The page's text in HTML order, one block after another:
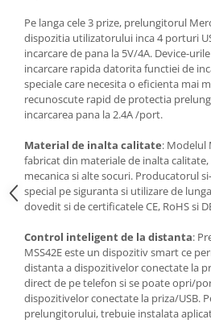
Pe langa cele 3 prize, prelungitorul
dispozitia utilizatorului inca 4 porturi
incarcare de pana la 5V/4A. Device-
incarcare rapida datorita functiei de
speciale care necesita o eficienta mai
recunoscute rapid de protectia
incarcarea pana la 2.4A /port.
Material de inalta calitate: Modelul
fabricat din materiale de inalta
mecanica si alte socuri. Producatorul
special pe siguranta si utilizare de
dovedit si de certificatele CE, RoHS si
Control inteligent de la distanta:
MSS42Eeste un dispozitiv smart ce
distanta a dispozitivelor conectate la
direct de pe telefon si se poate opri/
dispozitivelor conectate la priza/USB.
prelungitorului, trebuie instalata